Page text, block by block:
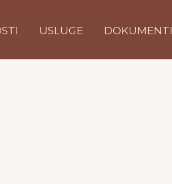
USLUGE DOKUMENTI